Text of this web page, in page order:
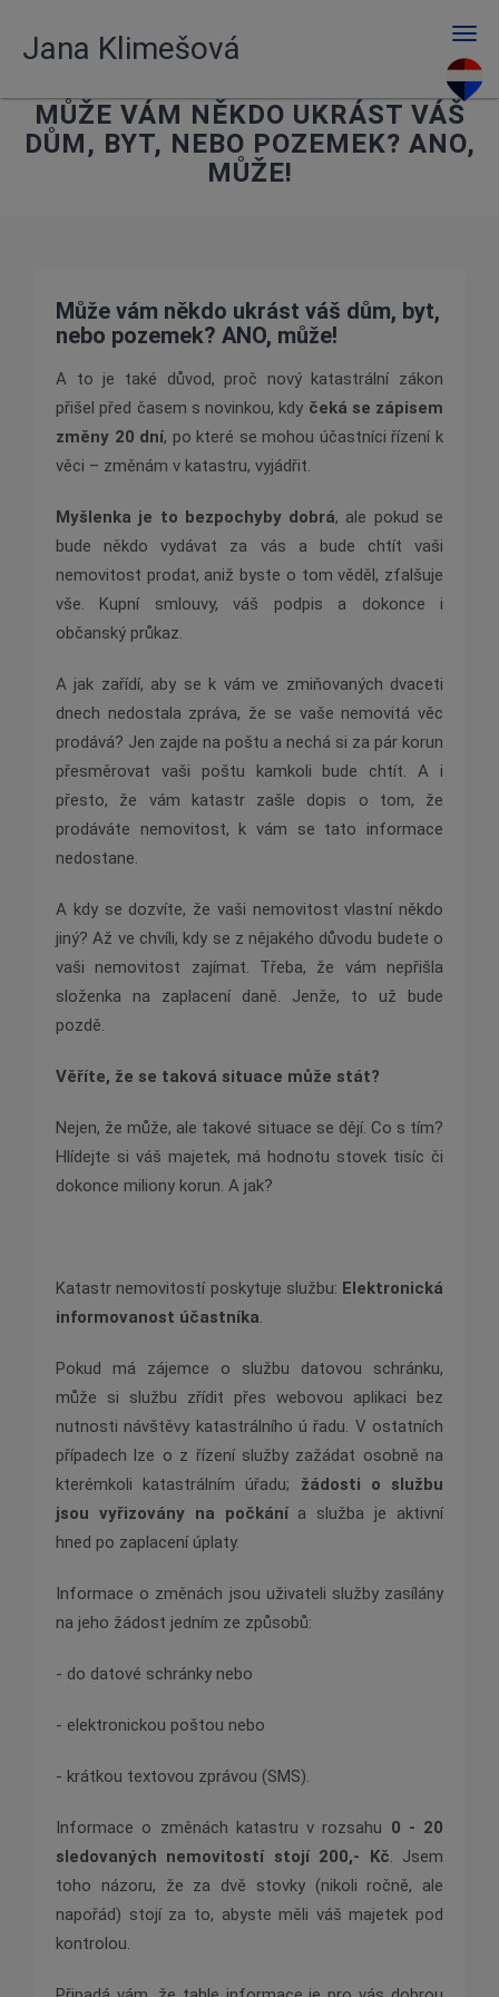
Jana Klimešová
MŮŽE VÁM NĚKDO UKRÁST VÁŠ
DŮM, BYT, NEBO POZEMEK? ANO,
MŮŽE!
Může vám někdo ukrást váš dům, byt,
nebo pozemek? ANO, může!
A to je také důvod, proč nový katastrální zákon
přišel před časem s novinkou, kdy čeká se zápisem
změny 20 dní, po které se mohou účastníci řízení k
věci – změnám v katastru, vyjádřit.
Myšlenka je to bezpochyby dobrá, ale pokud se
bude někdo vydávat za vás a bude chtít vaši
nemovitost prodat, aniž byste o tom věděl, zfalšuje
vše. Kupní smlouvy, váš podpis a dokonce i
občanský průkaz.
A jak zařídí, aby se k vám ve zmiňovaných dvaceti
dnech nedostala zpráva, že se vaše nemovitá věc
prodává? Jen zajde na poštu a nechá si za pár korun
přesměrovat vaši poštu kamkoli bude chtít. A i
přesto, že vám katastr zašle dopis o tom, že
prodáváte nemovitost, k vám se tato informace
nedostane.
A kdy se dozvíte, že vaši nemovitost vlastní někdo
jiný? Až ve chvíli, kdy se z nějakého důvodu budete o
vaši nemovitost zajímat. Třeba, že vám nepřišla
složenka na zaplacení daně. Jenže, to už bude
pozdě.
Věříte, že se taková situace může stát?
Nejen, že může, ale takové situace se dějí. Co s tím?
Hlídejte si váš majetek, má hodnotu stovek tisíc či
dokonce miliony korun. A jak?
Katastr nemovitostí poskytuje službu: Elektronická
informovanost účastníka.
Pokud má zájemce o službu datovou schránku,
může si službu zřídit přes webovou aplikaci bez
nutnosti návštěvy katastrálního ú řadu. V ostatních
případech lze o z řízení služby zažádat osobně na
kterémkoli katastrálním úřadu; žádosti o službu
jsou vyřizovány na počkánía služba je aktivní
hned po zaplacení úplaty.
Informace o změnách jsou uživateli služby zasílány
na jeho žádost jedním ze způsobů:
- do datové schránky nebo
- elektronickou poštou nebo
- krátkou textovou zprávou (SMS).
Informace o změnách katastru v rozsahu 0 - 20
sledovaných nemovitostí stojí 200,- Kč. Jsem
toho názoru, že za dvě stovky (nikoli ročně, ale
napořád) stojí za to, abyste měli váš majetek pod
kontrolou.